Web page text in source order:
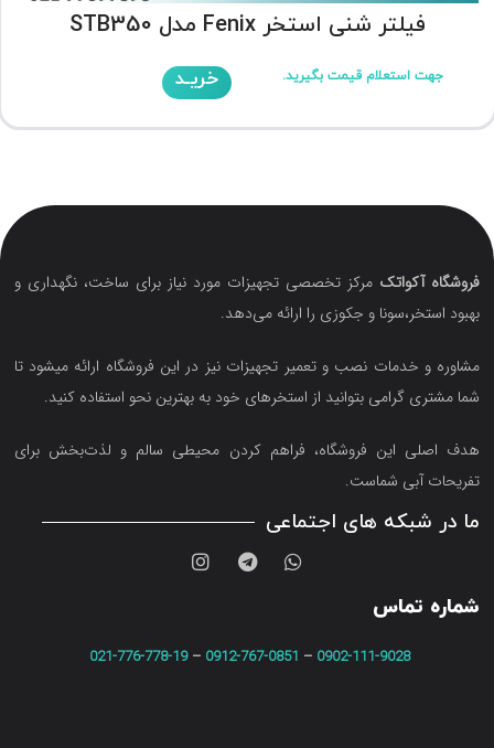
فیلتر شنی استخر Fenix مدل STB350
جهت استعلام قیمت بگیرید. خریـد
فروشگاه آکواتک مرکز تخصصی تجهیزات مورد نیاز برای ساخت، نگهداری و
بهبود استخر،سونا و جکوزی را ارائه می‌دهد.
مشاوره و خدمات نصب و تعمیر تجهیزات نیز در این فروشگاه ارائه میشود تا
شما مشتری گرامی بتوانید از استخرهای خود به بهترین نحو استفاده کنید.
هدف اصلی این فروشگاه‌، فراهم کردن محیطی سالم و لذت‌بخش برای
تفریحات آبی شماست.
ما در شبکه های اجتماعی
شماره تماس
0902-111-9028
–
0912-767-0851
–
021-776-778-19